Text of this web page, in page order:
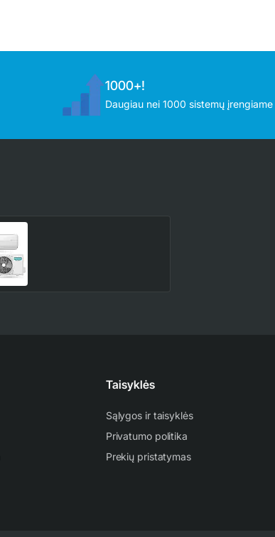
1000+!
Daugiau nei 1000 sistemų
Taisyklės
Sąlygos ir taisyklės
Privatumo politika
Prekių pristatymas